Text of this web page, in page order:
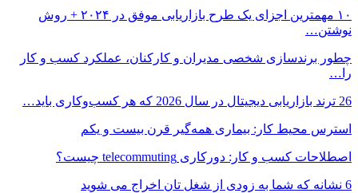
۱۰ مهمترین اجزای یک طرح بازاریابی موفق در ۲۰۲۴ + روش
نوشتن…
چطور برندسازی شخصی مدیران و کارکنان، عملکرد کسب و کار
را…
26 ترند بازاریابی دیجیتال در سال 2026 که هر کسب‌وکاری باید…
استرس محیط کار: بیماری همه‌گیر قرن بیست و یکم
اصطلاحات کسب و کار: دورکاری telecommuting چیست؟
6 نشانه که شما به زودی از شغل تان اخراج می شوید